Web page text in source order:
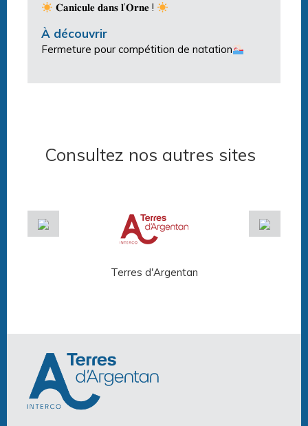
𝐂𝐚𝐧𝐢𝐜𝐮𝐥𝐞 𝐝𝐚𝐧𝐬 𝐥’𝐎𝐫𝐧𝐞 !
À découvrir
Fermeture pour compétition de natation
Consultez nos autres sites
Terres d'Argentan